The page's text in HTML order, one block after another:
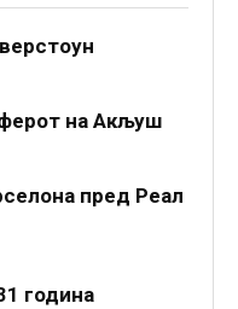
на Акљуш
пред Реал
година